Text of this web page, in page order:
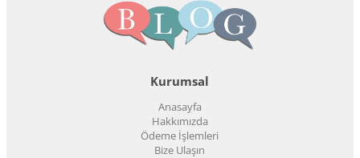
Kurumsal
Anasayfa
Hakkımızda
Ödeme İşlemleri
Bize Ulaşın